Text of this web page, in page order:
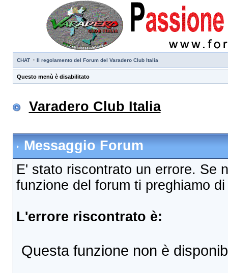
CHAT · Il regolamento del Forum del Varadero Club Italia
Questo menù è disabilitato
Varadero Club Italia
Messaggio Forum
E' stato riscontrato un errore. Se
funzione del forum ti preghiamo
L'errore riscontrato è:
Questa funzione non è